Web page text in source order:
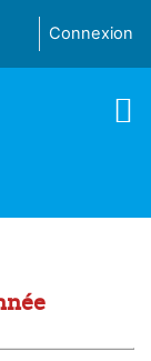
Connexion